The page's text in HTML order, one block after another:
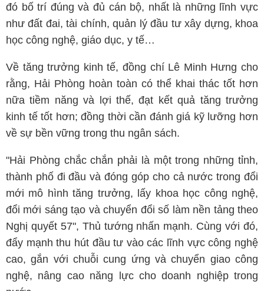
đó bố trí đúng và đủ cán bộ, nhất là những lĩnh vực
như đất đai, tài chính, quản lý đầu tư xây dựng, khoa
học công nghệ, giáo dục, y tế…
Về tăng trưởng kinh tế, đồng chí Lê Minh Hưng cho
rằng, Hải Phòng hoàn toàn có thể khai thác tốt hơn
nữa tiềm năng và lợi thế, đạt kết quả tăng trưởng
kinh tế tốt hơn; đồng thời cần đánh giá kỹ lưỡng hơn
về sự bền vững trong thu ngân sách.
"Hải Phòng chắc chắn phải là một trong những tỉnh,
thành phố đi đầu và đóng góp cho cả nước trong đổi
mới mô hình tăng trưởng, lấy khoa học công nghệ,
đổi mới sáng tạo và chuyển đổi số làm nền tảng theo
Nghị quyết 57", Thủ tướng nhấn mạnh. Cùng với đó,
đẩy mạnh thu hút đầu tư vào các lĩnh vực công nghệ
cao, gắn với chuỗi cung ứng và chuyển giao công
nghệ, nâng cao năng lực cho doanh nghiệp trong